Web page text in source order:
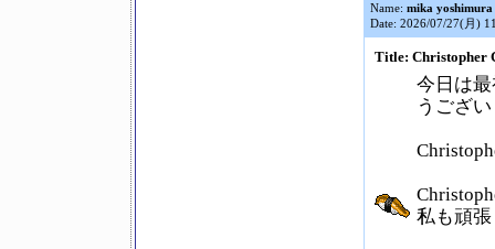
Name: mika yoshimura
Date: 2026/07/27(月)
Title: Christopher
今日は
うござ
私も頑